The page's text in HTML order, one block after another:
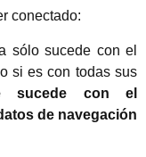
conectado:
sólo sucede con el
si es con todas sus
sucede con el
de navegación